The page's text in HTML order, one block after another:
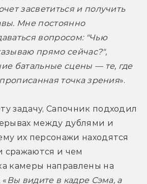
засветиться и получить
Мне постоянно
вопросом: "Чью
прямо сейчас?",
батальные сцены — те, где
прописанная точка зрения».
задачу, Сапочник подходил
между дублями и
их персонажи находятся
сражаются и чем
камеры направлены на
Вы видите в кадре Сэма, а